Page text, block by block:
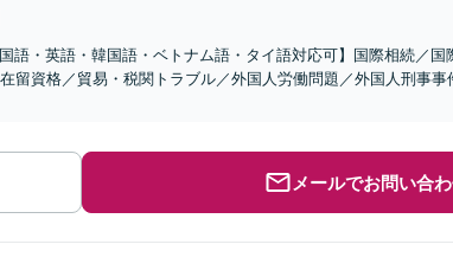
語・英語・韓国語・ベトナム語・タイ語対応可】国際相続／
留資格／貿易・税関トラブル／外国人労働問題／外国人刑事事
メールでお問い合